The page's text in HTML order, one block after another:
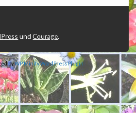
undCourage.
byWP MinifyWordPress Plugin